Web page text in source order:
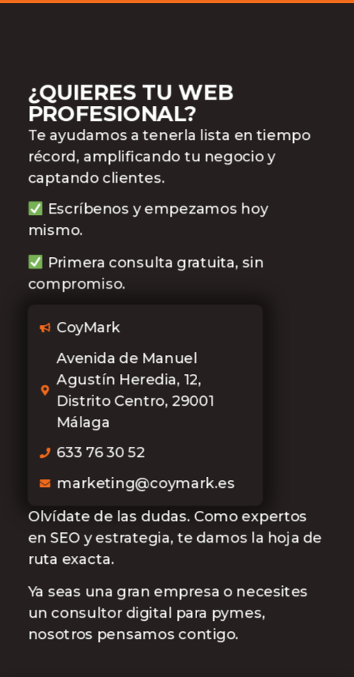
¿QUIERES TU WEB
PROFESIONAL?
Te ayudamos a tenerla lista en tiempo
récord, amplificando tu negocio y
captando clientes.
Escríbenos y empezamos hoy
mismo.
Primera consulta gratuita, sin
compromiso.
CoyMark
Avenida de Manuel
Agustín Heredia, 12,
Distrito Centro, 29001
Málaga
633 76 30 52
marketing@coymark.es
Olvídate de las dudas. Como expertos
en SEO y estrategia, te damos la hoja de
ruta exacta.
Ya seas una gran empresa o necesites
un consultor digital para pymes,
nosotros pensamos contigo.